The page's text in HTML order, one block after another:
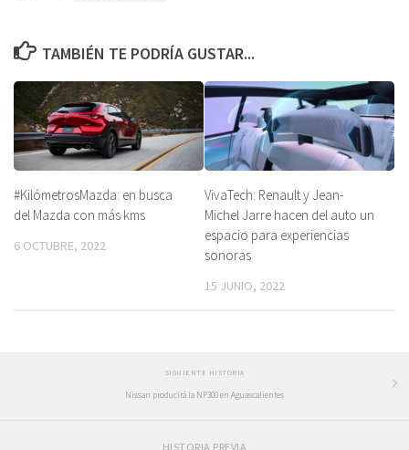
TAMBIÉN TE PODRÍA GUSTAR...
#KilómetrosMazda: en busca
del Mazda con más kms
6 OCTUBRE, 2022
VivaTech: Renault y Jean-
Michel Jarre hacen del auto un
espacio para experiencias
sonoras
15 JUNIO, 2022
SIGUIENTE HISTORIA
Nissan producirá la NP300 en Aguascalientes
HISTORIA PREVIA